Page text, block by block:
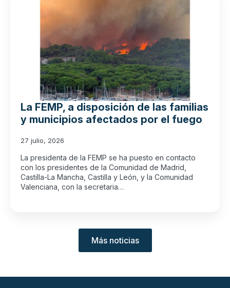
La FEMP, a disposición de las familias
y municipios afectados por el fuego
27 julio, 2026
La presidenta de la FEMP se ha puesto en contacto
con los presidentes de la Comunidad de Madrid,
Castilla-La Mancha, Castilla y León, y la Comunidad
Valenciana, con la secretaria…
Más noticias